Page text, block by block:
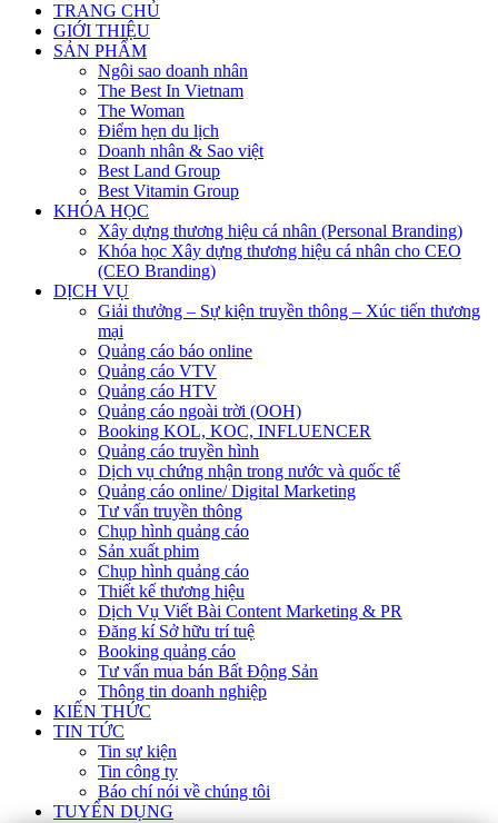
TRANG CHỦ
GIỚI THIỆU
SẢN PHẨM
Ngôi sao doanh nhân
The Best In Vietnam
The Woman
Điểm hẹn du lịch
Doanh nhân & Sao việt
Best Land Group
Best Vitamin Group
KHÓA HỌC
Xây dựng thương hiệu cá nhân (Personal Branding)
Khóa học Xây dựng thương hiệu cá nhân cho CEO
(CEO Branding)
DỊCH VỤ
Giải thưởng – Sự kiện truyền thông – Xúc tiến thương
mại
Quảng cáo báo online
Quảng cáo VTV
Quảng cáo HTV
Quảng cáo ngoài trời (OOH)
Booking KOL, KOC, INFLUENCER
Quảng cáo truyền hình
Dịch vụ chứng nhận trong nước và quốc tế
Quảng cáo online/ Digital Marketing
Tư vấn truyền thông
Chụp hình quảng cáo
Sản xuất phim
Chụp hình quảng cáo
Thiết kế thương hiệu
Dịch Vụ Viết Bài Content Marketing & PR
Đăng kí Sở hữu trí tuệ
Booking quảng cáo
Tư vấn mua bán Bất Động Sản
Thông tin doanh nghiệp
KIẾN THỨC
TIN TỨC
Tin sự kiện
Tin công ty
Báo chí nói về chúng tôi
TUYỂN DỤNG